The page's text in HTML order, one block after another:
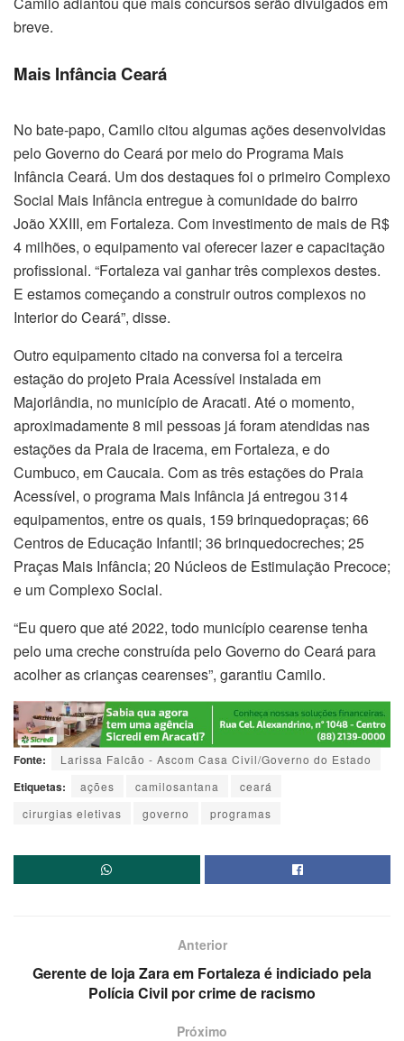
breve.
Mais Infância Ceará
No bate-papo, Camilo citou algumas ações desenvolvidas
pelo Governo do Ceará por meio do Programa Mais
Infância Ceará. Um dos destaques foi o primeiro Complexo
Social Mais Infância entregue à comunidade do bairro
João XXIII, em Fortaleza. Com investimento de mais de R$
4 milhões, o equipamento vai oferecer lazer e capacitação
profissional. “Fortaleza vai ganhar três complexos destes.
E estamos começando a construir outros complexos no
Interior do Ceará”, disse.
Outro equipamento citado na conversa foi a terceira
estação do projeto Praia Acessível instalada em
Majorlândia, no município de Aracati. Até o momento,
aproximadamente 8 mil pessoas já foram atendidas nas
estações da Praia de Iracema, em Fortaleza, e do
Cumbuco, em Caucaia. Com as três estações do Praia
Acessível, o programa Mais Infância já entregou 314
equipamentos, entre os quais, 159 brinquedopraças; 66
Centros de Educação Infantil; 36 brinquedocreches; 25
Praças Mais Infância; 20 Núcleos de Estimulação Precoce;
e um Complexo Social.
“Eu quero que até 2022, todo município cearense tenha
pelo uma creche construída pelo Governo do Ceará para
acolher as crianças cearenses”, garantiu Camilo.
Fonte: Larissa Falcão - Ascom Casa Civil/Governo do Estado
Etiquetas: ações camilosantana
ceará
cirurgias eletivas
governo programas
Anterior
Gerente de loja Zara em Fortaleza é indiciado pela
Polícia Civil por crime de racismo
Próximo